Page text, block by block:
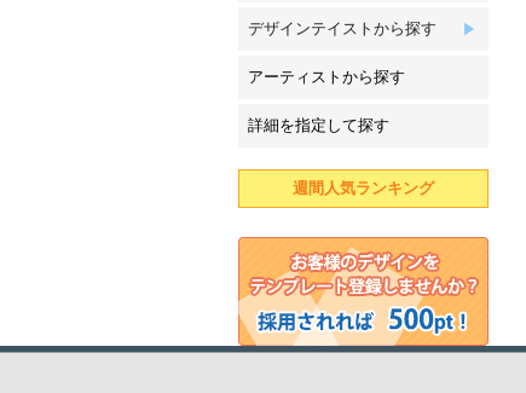
デザインテイストから探す
アーティストから探す
詳細を指定して探す
週間人気ランキング